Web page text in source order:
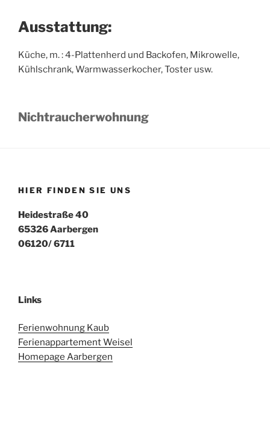
Ausstattung:
Küche, m. : 4-Plattenherd und Backofen, Mikrowelle,
Kühlschrank, Warmwasserkocher, Toster usw.
Nichtraucherwohnung
HIER FINDEN SIE UNS
Heidestraße 40
65326 Aarbergen
06120/ 6711
Links
Ferienwohnung Kaub
Ferienappartement Weisel
Homepage Aarbergen